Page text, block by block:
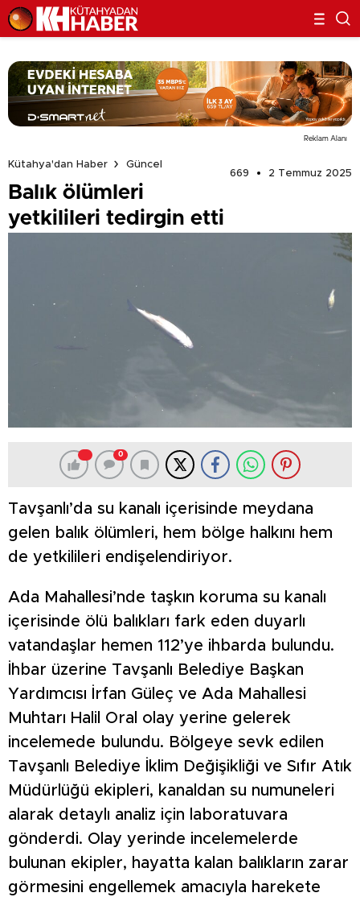
Reklam Alanı
Kütahya'dan Haber
Güncel
669
2 Temmuz 2025
Balık ölümleri
yetkilileri tedirgin etti
0
Tavşanlı’da su kanalı içerisinde meydana
gelen balık ölümleri, hem bölge halkını hem
de yetkilileri endişelendiriyor.
Ada Mahallesi’nde taşkın koruma su kanalı
içerisinde ölü balıkları fark eden duyarlı
vatandaşlar hemen 112’ye ihbarda bulundu.
İhbar üzerine Tavşanlı Belediye Başkan
Yardımcısı İrfan Güleç ve Ada Mahallesi
Muhtarı Halil Oral olay yerine gelerek
incelemede bulundu. Bölgeye sevk edilen
Tavşanlı Belediye İklim Değişikliği ve Sıfır Atık
Müdürlüğü ekipleri, kanaldan su numuneleri
alarak detaylı analiz için laboratuvara
gönderdi. Olay yerinde incelemelerde
bulunan ekipler, hayatta kalan balıkların zarar
görmesini engellemek amacıyla harekete